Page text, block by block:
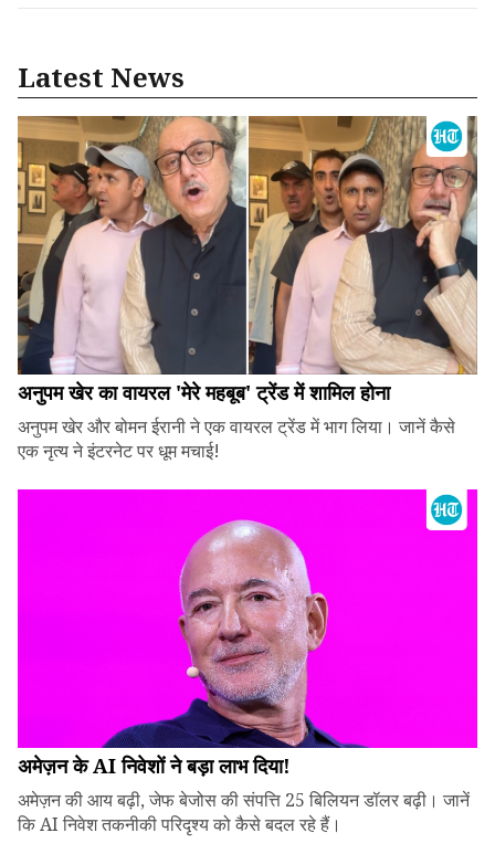
Latest News
अनुपम खेर का वायरल 'मेरे महबूब' ट्रेंड में शामिल होना
अनुपम खेर और बोमन ईरानी ने एक वायरल ट्रेंड में भाग लिया। जानें कैसे
एक नृत्य ने इंटरनेट पर धूम मचाई!
अमेज़न के AI निवेशों ने बड़ा लाभ दिया!
अमेज़न की आय बढ़ी, जेफ बेजोस की संपत्ति 25 बिलियन डॉलर बढ़ी। जानें
कि AI निवेश तकनीकी परिदृश्य को कैसे बदल रहे हैं।